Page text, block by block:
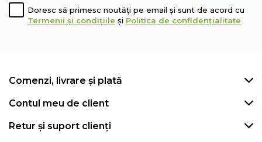
Doresc să primesc noutăți pe email și sunt de acord cu
Termenii și condițiile și Politica de confidențialitate
Comenzi, livrare și plată
Contul meu de client
Retur și suport clienți